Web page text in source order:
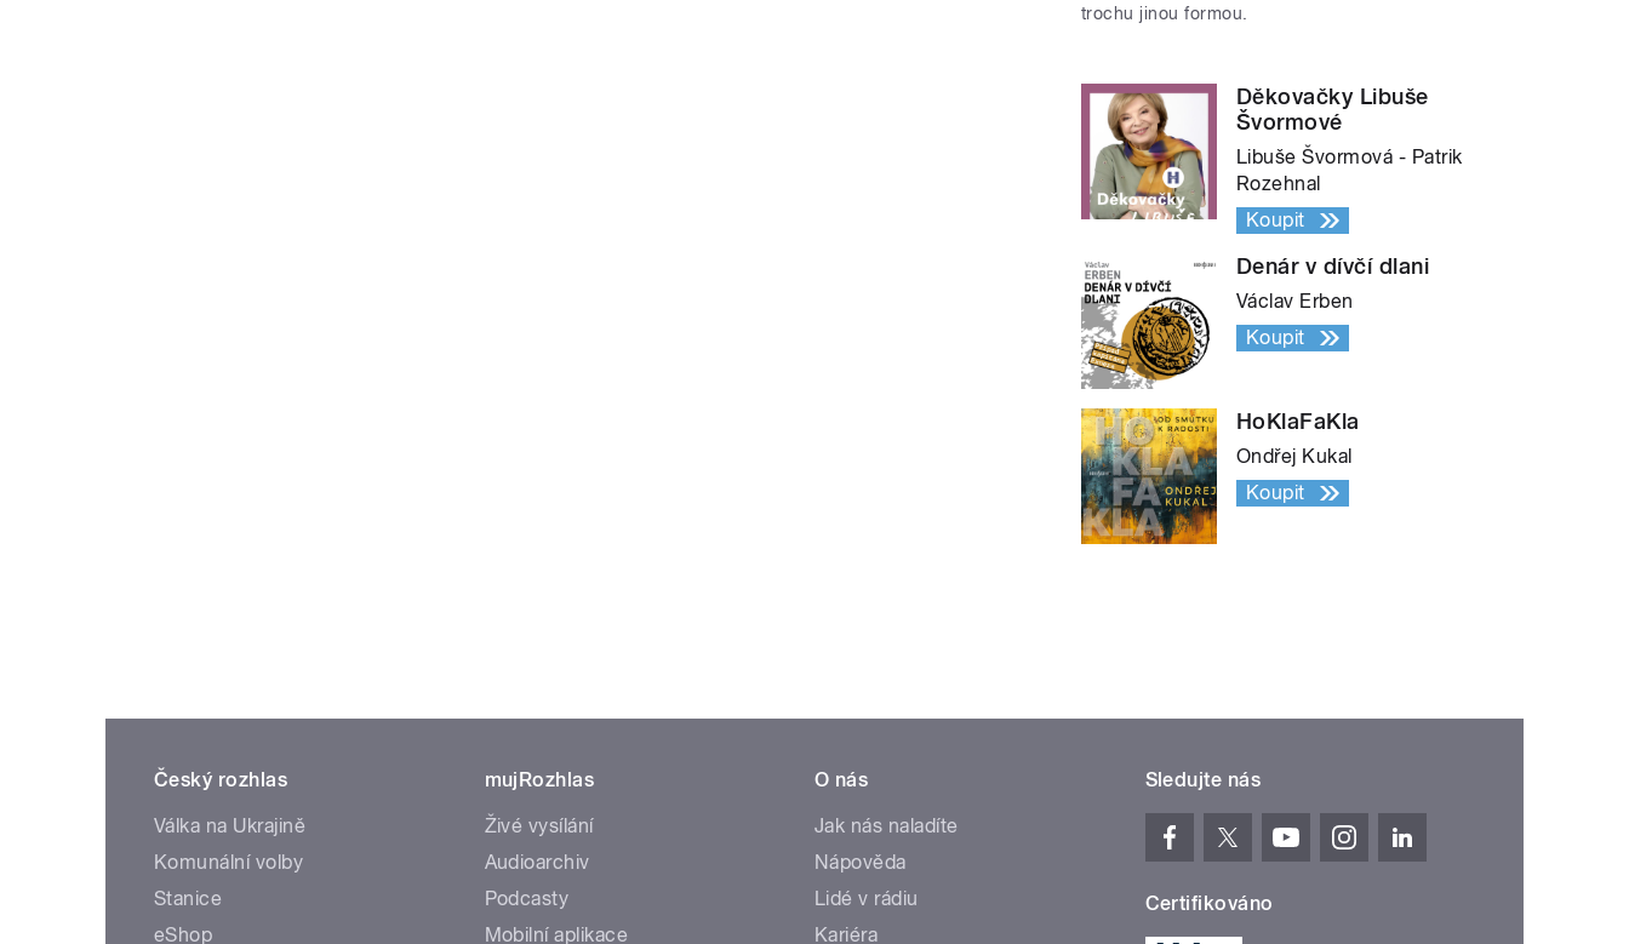
trochu jinou formou.
Děkovačky Libuše
Švormové
Libuše Švormová - Patrik
Rozehnal
Koupit
Denár v dívčí dlani
Václav Erben
Koupit
HoKlaFaKla
Ondřej Kukal
Koupit
Český rozhlas
Válka na Ukrajině
Komunální volby
Stanice
eShop
mujRozhlas
Živé vysílání
Audioarchiv
Podcasty
Mobilní aplikace
O nás
Jak nás naladíte
Nápověda
Lidé v rádiu
Kariéra
Sledujte nás
Certifikováno